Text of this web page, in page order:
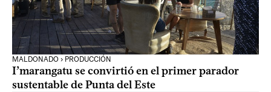
MALDONADO › PRODUCCIÓN
I’marangatu se convirtió en el primer parador
sustentable de Punta del Este